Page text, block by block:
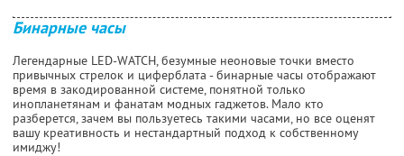
Бинарные часы
Легендарные LED-WATCH, безумные неоновые точки вместо
привычных стрелок и циферблата - бинарные часы отображают
время в закодированной системе, понятной только
инопланетянам и фанатам модных гаджетов. Мало кто
разберется, зачем вы пользуетесь такими часами, но все оценят
вашу креативность и нестандартный подход к собственному
имиджу!